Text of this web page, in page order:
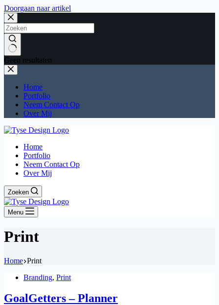
Doorgaan naar artikel
Geen resultaten
Home
Portfolio
Neem Contact Op
Over Mij
Home
Portfolio
Neem Contact Op
Over Mij
Zoeken
Menu
Print
Home Print
Branding, Print
GoalGetters – Planner